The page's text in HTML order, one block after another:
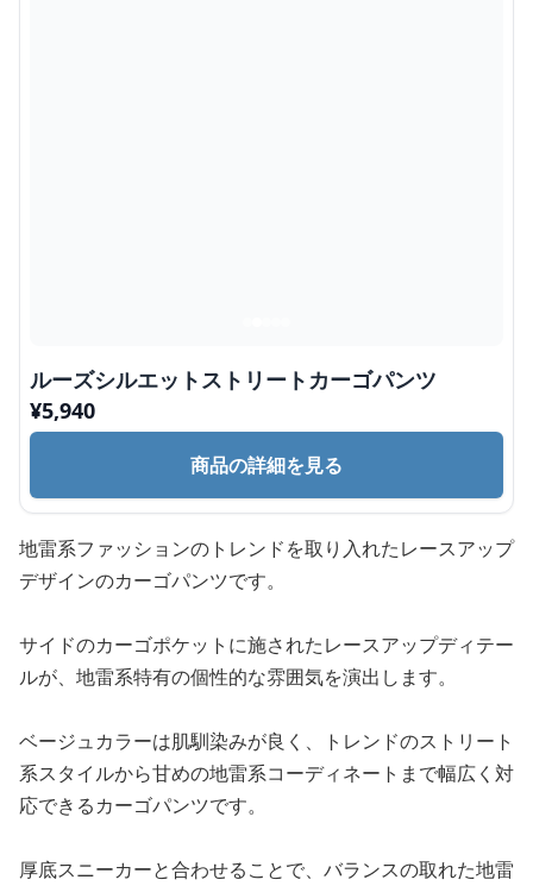
ルーズシルエットストリートカーゴパンツ
¥5,940
商品の詳細を見る
地雷系ファッションのトレンドを取り入れたレースアップ
デザインのカーゴパンツです。
サイドのカーゴポケットに施されたレースアップディテー
ルが、地雷系特有の個性的な雰囲気を演出します。
ベージュカラーは肌馴染みが良く、トレンドのストリート
系スタイルから甘めの地雷系コーディネートまで幅広く対
応できるカーゴパンツです。
厚底スニーカーと合わせることで、バランスの取れた地雷